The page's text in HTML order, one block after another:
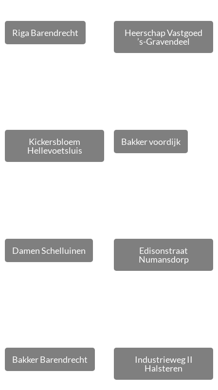
Riga Barendrecht
Heerschap Vastgoed
’s-Gravendeel
Kickersbloem
Hellevoetsluis
Bakker voordijk
Damen Schelluinen
Edisonstraat
Numansdorp
Bakker Barendrecht
Industrieweg II
Halsteren